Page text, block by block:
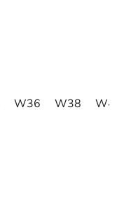
W36 W38